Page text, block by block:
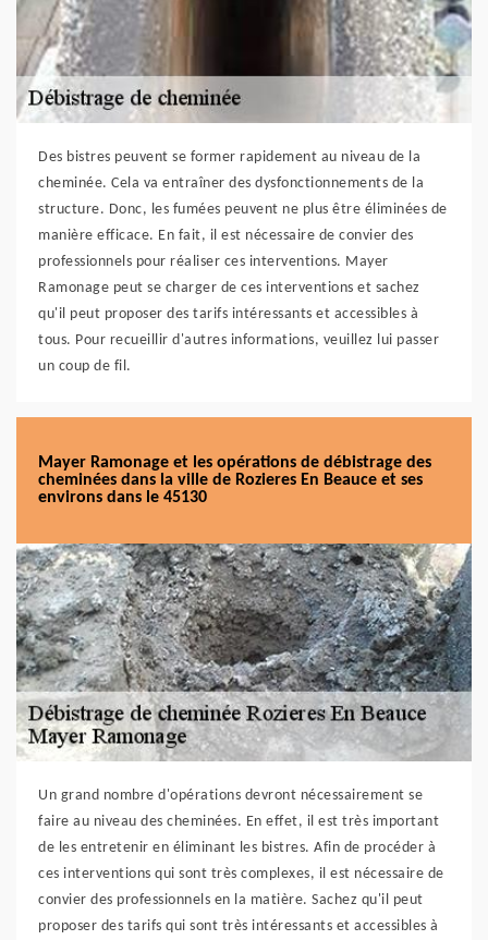
Des bistres peuvent se former rapidement au niveau de la
cheminée. Cela va entraîner des dysfonctionnements de la
structure. Donc, les fumées peuvent ne plus être éliminées de
manière efficace. En fait, il est nécessaire de convier des
professionnels pour réaliser ces interventions. Mayer
Ramonage peut se charger de ces interventions et sachez
qu'il peut proposer des tarifs intéressants et accessibles à
tous. Pour recueillir d'autres informations, veuillez lui passer
un coup de fil.
Mayer Ramonage et les opérations de débistrage des
cheminées dans la ville de Rozieres En Beauce et ses
environs dans le 45130
Un grand nombre d'opérations devront nécessairement se
faire au niveau des cheminées. En effet, il est très important
de les entretenir en éliminant les bistres. Afin de procéder à
ces interventions qui sont très complexes, il est nécessaire de
convier des professionnels en la matière. Sachez qu'il peut
proposer des tarifs qui sont très intéressants et accessibles à